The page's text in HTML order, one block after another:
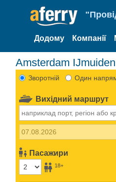
Додому Компанії
Amsterdam
Зворотній Один
Вихідний маршрут
Пасажири
18+